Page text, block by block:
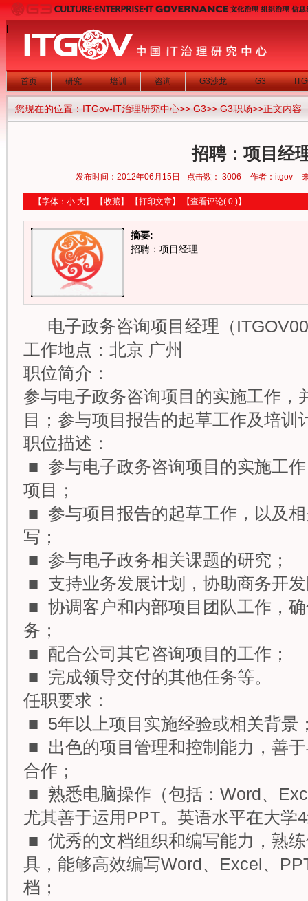
首页 研究 培训 咨询 G3沙龙 G3
您现在的位置： ITGov-IT治理研究中心>> G3>> G3职场>>正文内容
招聘：项目经
发布时间：2012年06月15日 点击数： 3006 作者：itgov
【字体： 小 大】 【收藏】 【打印文章】 【查看评论( 0 )】
摘要:
招聘：项目经理
电子政务咨询项目经理（
工作地点：北京 广州
职位简介：
参与电子政务咨询项目的实施工作，
目；参与项目报告的起草工作及培训
职位描述：
■ 参与电子政务咨询项目的实施工
项目；
■ 参与项目报告的起草工作，以及
写；
■ 参与电子政务相关课题的研究；
■ 支持业务发展计划，协助商务开
■ 协调客户和内部项目团队工作，
务；
■ 配合公司其它咨询项目的工作；
■ 完成领导交付的其他任务等。
任职要求：
■ 5年以上项目实施经验或相关背景
■ 出色的项目管理和控制能力，善
合作；
■ 熟悉电脑操作（包括：Word、
尤其善于运用PPT。英语水平在大学
■ 优秀的文档组织和编写能力，熟
具，能够高效编写Word、Excel、
档；